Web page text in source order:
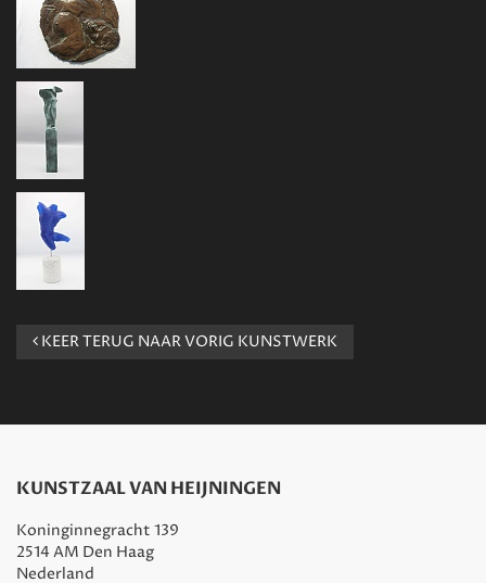
KEER TERUG NAAR VORIG KUNSTWERK
KUNSTZAAL VAN HEIJNINGEN
Koninginnegracht 139
2514 AM Den Haag
Nederland